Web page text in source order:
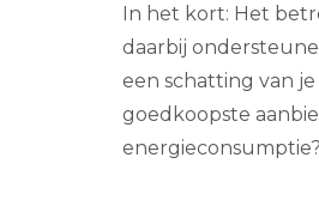
In het kort: Het
daarbij
een schatting van
goedkoopste